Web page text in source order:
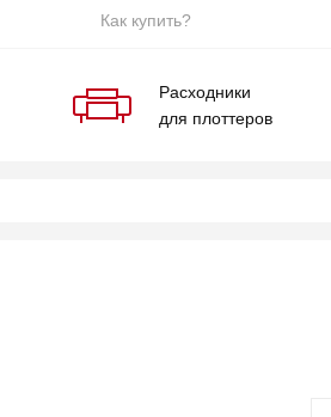
Как купить?
Расходники
для плоттеров